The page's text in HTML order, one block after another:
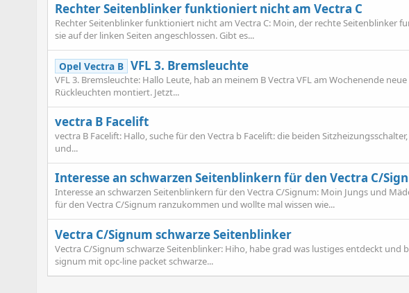
Rechter Seitenblinker funktioniert nicht am Vectra C
Rechter Seitenblinker funktioniert nicht am Vectra C: Moin, der rechte Seitenblinker
sie auf der linken Seiten angeschlossen. Gibt es...
Opel Vectra B VFL 3. Bremsleuchte
VFL 3. Bremsleuchte: Hallo Leute, hab an meinem B Vectra VFL am Wochenende
Rückleuchten montiert. Jetzt...
vectra B Facelift
vectra B Facelift: Hallo, suche für den Vectra b Facelift: die beiden
und...
Interesse an schwarzen Seitenblinkern für den Vectra C/
Interesse an schwarzen Seitenblinkern für den Vectra C/Signum: Moin Jungs und
für den Vectra C/Signum ranzukommen und wollte mal wissen wie...
Vectra C/Signum schwarze Seitenblinker
Vectra C/Signum schwarze Seitenblinker: Hiho, habe grad was lustiges entdeckt und
signum mit opc-line packet schwarze...